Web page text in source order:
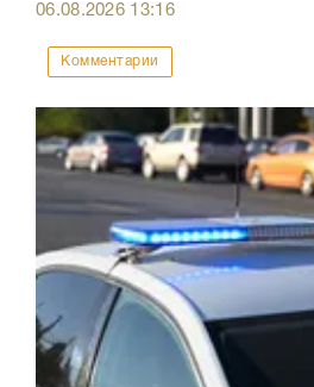
06.08.2026 13:16
Комментарии